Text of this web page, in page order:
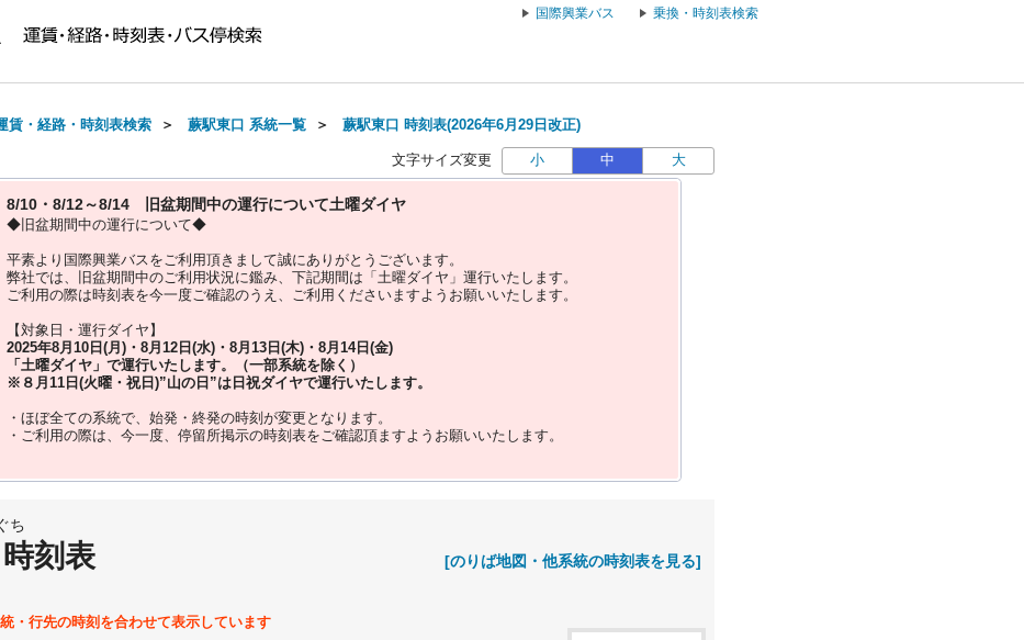
国際興業バス 乗換・時刻表検索
賃・経路・時刻表検索 ＞ 蕨駅東口 系統一覧 ＞ 蕨駅東口 時刻表(2026年6月29日改正)
文字サイズ変更 小 中 大
8/10・8/12～8/14 旧盆期間中の運行について土曜ダイヤ
◆旧盆期間中の運行について◆
平素より国際興業バスをご利用頂きまして誠にありがとうございます。
弊社では、旧盆期間中のご利用状況に鑑み、下記期間は「土曜ダイヤ」運行いたします。
ご利用の際は時刻表を今一度ご確認のうえ、ご利用くださいますようお願いいたします。
【対象日・運行ダイヤ】
2025年8月10日(月)・8月12日(水)・8月13日(木)・8月14日(金)
「土曜ダイヤ」 で運行いたします。（一部系統を除く）
※８月11日(火曜・祝日)”山の日 ”は 日祝ダイヤで運行いたします。
・ほぼ全ての系統で、始発・終発の時刻が変更となります。
・ご利用の際は、今一度、 停留所掲示の時刻表をご確認頂ますようお願いいたします。
ち
刻表 [のりば地図・他系統の時刻表を見る]
・行先の時刻を合わせて表示しています